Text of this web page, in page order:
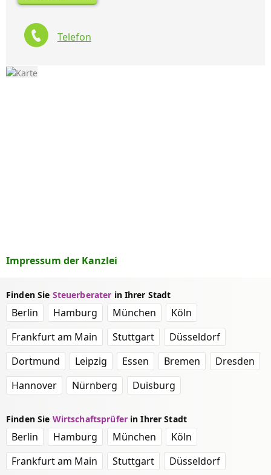
Telefon
Impressum der Kanzlei
Finden Sie Steuerberater in Ihrer Stadt
Berlin Hamburg München
Köln
Frankfurt am Main
Stuttgart
Düsseldorf
Dortmund
Leipzig Essen Bremen
Dresden
Hannover
Nürnberg Duisburg
Finden Sie Wirtschaftsprüferin Ihrer Stadt
Berlin Hamburg München
Köln
Frankfurt am Main
Stuttgart
Düsseldorf